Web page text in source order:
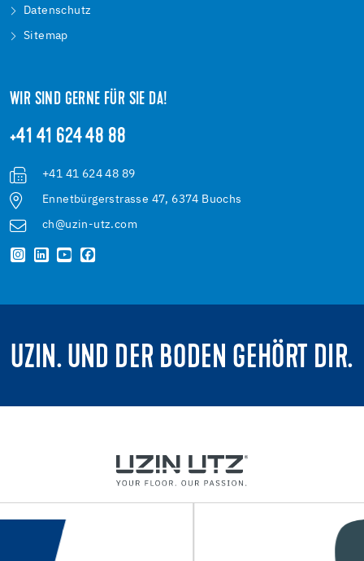
Datenschutz
Sitemap
WIR SIND GERNE FÜR SIE DA!
+41 41 624 48 88
+41 41 624 48 89
Ennetbürgerstrasse 47, 6374 Buochs
ch@uzin-utz.com
UZIN. UND DER BODEN GEHÖRT DIR.